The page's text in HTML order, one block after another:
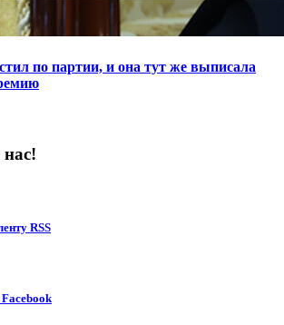
по партии, и она тут же выписала
RSS